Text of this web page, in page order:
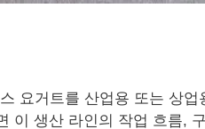
요거트를 산업용 또는 상
이 생산 라인의 작업 흐름,